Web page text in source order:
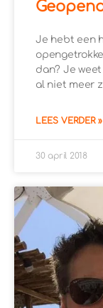
Je hebt een
dan? Je
al niet meer
LEES VERDER »
30 april 2018